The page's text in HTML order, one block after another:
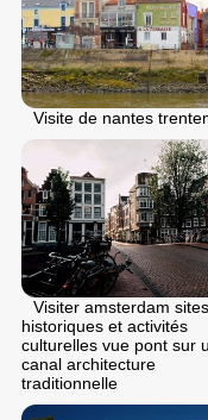
Visite de nantes
Visiter amsterdam sites
historiques et activités
culturelles vue pont sur
canal architecture
traditionnelle